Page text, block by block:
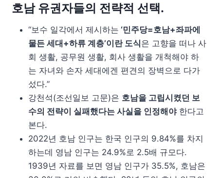
호남 유권자들의 전략적 선택.
“보수 일각에서 제시하는 ‘민주당=호남+좌파에
물든 세대+하류 계층’이란 도식은 고향을 떠나 사
회 생활, 공무원 생활, 회사 생활을 개척해야 하
는 자녀와 손자 세대에겐 편견의 장벽으로 다가
섰다.”
강천석(조선일보 고문)은 호남을 고립시켰던 보
수의 전략이 실패했다는 사실을 인정해야한다고
본다.
2022년 호남 인구는 한국 인구의 9.84%를 차지
하는데 영남 인구는 24.9%로 2.5배 규모다.
1939년 자료를 보면 영남 인구가 35.5%, 호남은